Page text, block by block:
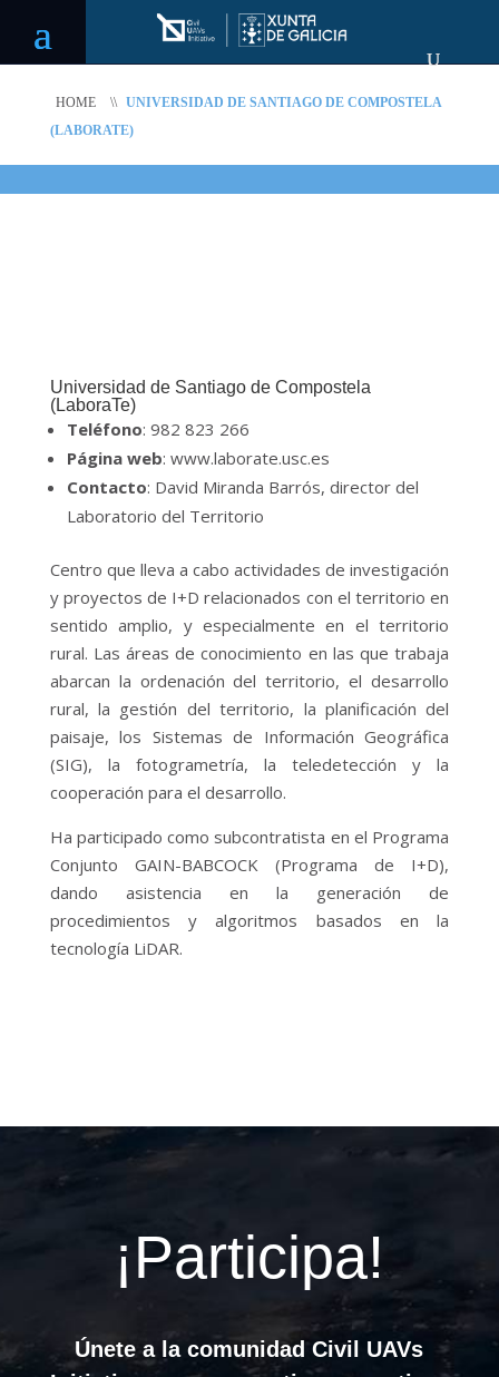
HOME \\ UNIVERSIDAD DE SANTIAGO DE COMPOSTELA
(LABORATE)
Universidad de Santiago de Compostela
(LaboraTe)
Teléfono: 982 823 266
Página web: www.laborate.usc.es
Contacto: David Miranda Barrós, director del
Laboratorio del Territorio
Centro que lleva a cabo actividades de investigación
y proyectos de I+D relacionados con el territorio en
sentido amplio, y especialmente en el territorio
rural. Las áreas de conocimiento en las que trabaja
abarcan la ordenación del territorio, el desarrollo
rural, la gestión del territorio, la planificación del
paisaje, los Sistemas de Información Geográfica
(SIG), la fotogrametría, la teledetección y la
cooperación para el desarrollo.
Ha participado como subcontratista en el Programa
Conjunto GAIN-BABCOCK (Programa de I+D),
dando asistencia en la generación de
procedimientos y algoritmos basados en la
tecnología LiDAR.
¡Participa!
Únete a la comunidad Civil UAVs